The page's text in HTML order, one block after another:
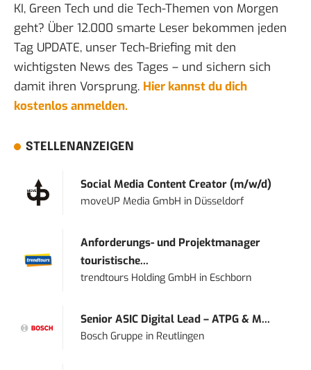
KI, Green Tech und die Tech-Themen von Morgen
geht? Über 12.000 smarte Leser bekommen jeden
Tag UPDATE, unser Tech-Briefing mit den
wichtigsten News des Tages – und sichern sich
damit ihren Vorsprung. Hier kannst du dich
kostenlos anmelden.
STELLENANZEIGEN
Social Media Content Creator (m/w/d)
moveUP Media GmbH in Düsseldorf
Anforderungs- und Projektmanager
touristische...
trendtours Holding GmbH in Eschborn
Senior ASIC Digital Lead – ATPG & M...
Bosch Gruppe in Reutlingen